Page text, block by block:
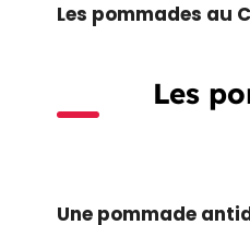
Les pommades au
Les
Une pommade